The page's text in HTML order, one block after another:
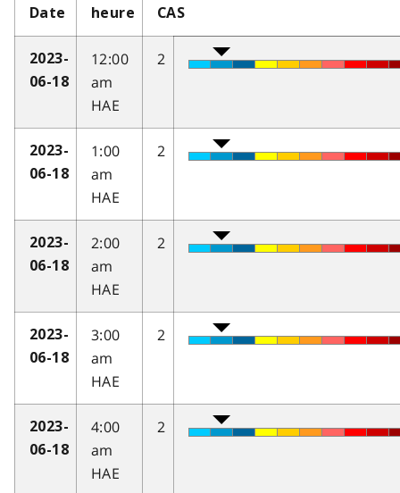
Date heure CAS
2023-
06-18
12:00
am
HAE
2
2023-
06-18
1:00
am
HAE
2
2023-
06-18
2:00
am
HAE
2
2023-
06-18
3:00
am
HAE
2
2023-
06-18
4:00
am
HAE
2